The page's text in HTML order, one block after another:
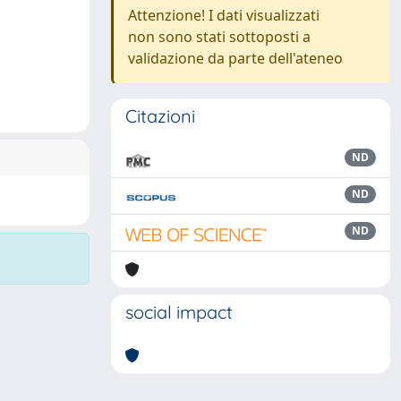
Attenzione! I dati visualizzati
non sono stati sottoposti a
validazione da parte dell'ateneo
Citazioni
ND
ND
ND
social impact